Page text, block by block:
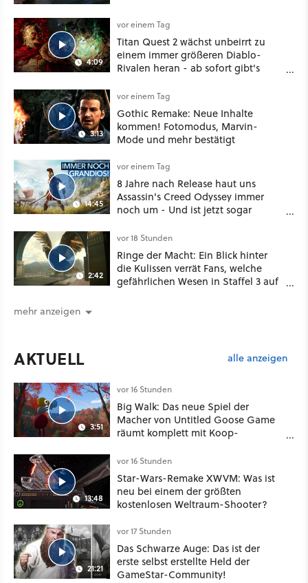
4:09
vor einem Tag
Titan Quest 2 wächst unbeirrt zu
einem immer größeren Diablo-
Rivalen heran - ab sofort gibt's
Klasse
3:13
vor einem Tag
Gothic Remake: Neue Inhalte
kommen! Fotomodus, Marvin-
Mode und mehr bestätigt
14:45
vor einem Tag
8 Jahre nach Release haut uns
Assassin's Creed Odyssey immer
noch um - Und ist jetzt sogar
2:42
vor 18 Stunden
Ringe der Macht: Ein Blick hinter
die Kulissen verrät Fans, welche
gefährlichen Wesen in Staffel 3 auf
mehr anzeigen
AKTUELL alle anzeigen
3:51
vor 16 Stunden
Big Walk: Das neue Spiel der
Macher von Untitled Goose Game
räumt komplett mit Koop-
13:48
vor 16 Stunden
Star-Wars-Remake XWVM: Was ist
neu bei einem der größten
kostenlosen Weltraum-Shooter?
21:21
vor 17 Stunden
Das Schwarze Auge: Das ist der
erste selbst erstellte Held der
GameStar-Community!